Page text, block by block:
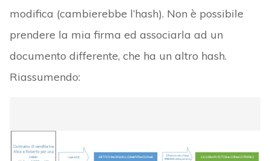
modifica (cambierebbe l’hash). Non è possibile
prendere la mia firma ed associarla ad un
documento differente, che ha un altro hash.
Riassumendo: